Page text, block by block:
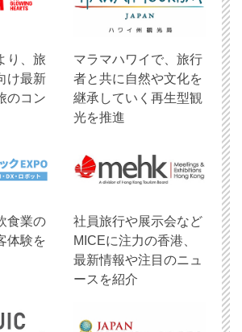
り、旅
け最新
のコン
マラマハワイで、旅行
者と共に自然や文化を
継承していく再生型観
光を推進
食業の
体験を
社員旅行や展示会など
MICEに注力の香港、
最新情報や注目のニュ
ースを紹介